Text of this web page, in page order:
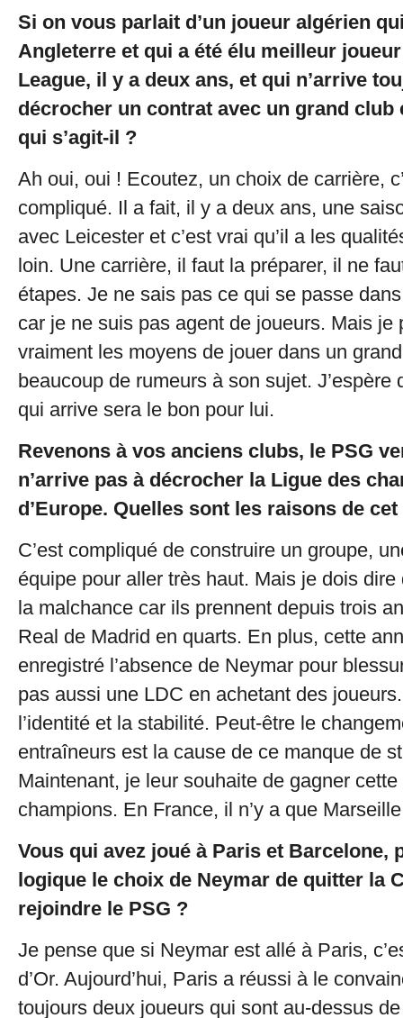
Si on vous parlait d’un joueur algérien
Angleterre et qui a été élu meilleur
League, il y a deux ans, et qui n’arrive
décrocher un contrat avec un grand club
qui s’agit-il ?
Ah oui, oui ! Ecoutez, un choix de carrière,
compliqué. Il a fait, il y a deux ans, une
avec Leicester et c’est vrai qu’il a les
loin. Une carrière, il faut la préparer, il ne
étapes. Je ne sais pas ce qui se passe
car je ne suis pas agent de joueurs. Mais je
vraiment les moyens de jouer dans un
beaucoup de rumeurs à son sujet. J’espère
qui arrive sera le bon pour lui.
Revenons à vos anciens clubs, le PSG
n’arrive pas à décrocher la Ligue des
d’Europe. Quelles sont les raisons de
C’est compliqué de construire un groupe,
équipe pour aller très haut. Mais je dois dire
la malchance car ils prennent depuis trois
Real de Madrid en quarts. En plus, cette
enregistré l’absence de Neymar pour
pas aussi une LDC en achetant des
l’identité et la stabilité. Peut-être le
entraîneurs est la cause de ce manque de
Maintenant, je leur souhaite de gagner
champions. En France, il n’y a que
Vous qui avez joué à Paris et Barcelone,
logique le choix de Neymar de quitter la
rejoindre le PSG ?
Je pense que si Neymar est allé à Paris,
d’Or. Aujourd’hui, Paris a réussi à le
toujours deux joueurs qui sont au-dessus